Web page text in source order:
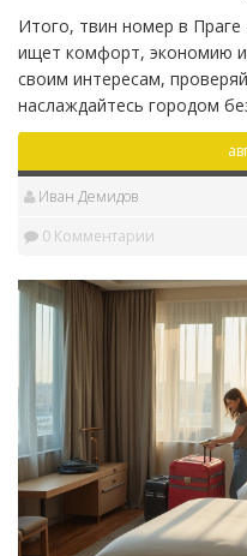
Итого, твин номер в
ищет комфорт, экономию
своим интересам,
наслаждайтесь городом
Иван Демидов
0 Комментарии